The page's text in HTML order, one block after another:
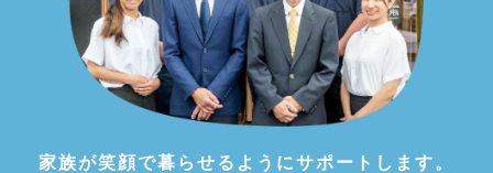
家族が笑顔で暮らせるようにサポートします。